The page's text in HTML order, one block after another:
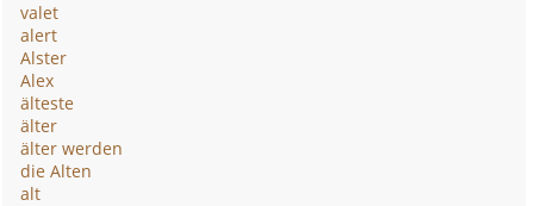
valet
alert
Alster
Alex
älteste
älter
älter werden
die Alten
alt